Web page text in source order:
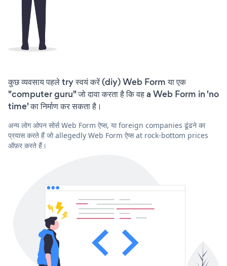
कुछ व्यवसाय पहले try स्वयं करें (diy) Web Form या एक
"computer guru" जो दावा करता है कि वह a Web Form in 'no
time' का निर्माण कर सकता है।
अन्य लोग ओपन सोर्स Web Form ऐप्स, या foreign companies ढूंढने का
प्रयास करते हैं जो allegedly Web Form ऐप्स at rock-bottom prices
ऑफ़र करते हैं।